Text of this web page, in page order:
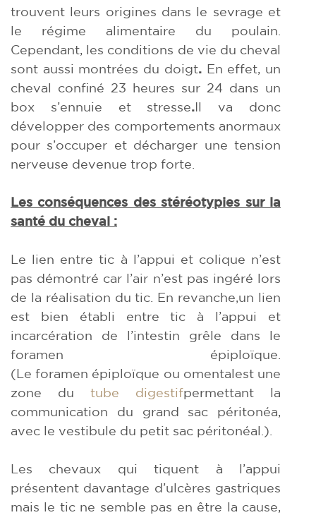
trouvent leurs origines dans le sevrage et
le régime alimentaire du poulain.
Cependant, les conditions de vie du cheval
sont aussi montrées du doigt. En effet, un
cheval confiné 23 heures sur 24 dans un
box s’ennuie et stresse.Il va donc
développer des comportements anormaux
pour s’occuper et décharger une tension
nerveuse devenue trop forte.
Les conséquences des stéréotypies sur la
santé du cheval :
Le lien entre tic à l’appui et colique n’est
pas démontré car l’air n’est pas ingéré lors
de la réalisation du tic. En revanche,un lien
est bien établi entre tic à l’appui et
incarcération de l’intestin grêle dans le
foramen épiploïque.
(Le foramen épiploïque ou omentalest une
zone du tube digestifpermettant la
communication du grand sac péritonéa,
avec le vestibule du petit sac péritonéal.).
Les chevaux qui tiquent à l’appui
présentent davantage d’ulcères gastriques
mais le tic ne semble pas en être la cause,